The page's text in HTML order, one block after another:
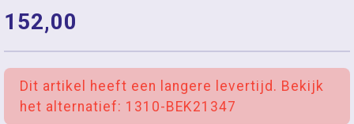
152,00
Dit artikel heeft een langere levertijd. Bekijk
het alternatief: 1310-BEK21347